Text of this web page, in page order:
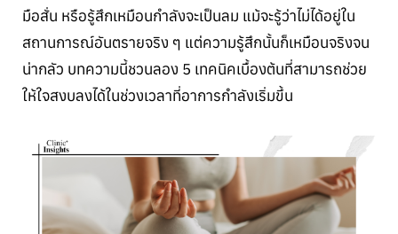
มือสั่น หรือรู้สึกเหมือนกำลังจะเป็นลม แม้จะรู้ว่าไม่ได้อยู่ใน
สถานการณ์อันตรายจริง ๆ แต่ความรู้สึกนั้นก็เหมือนจริงจน
น่ากลัว บทความนี้ชวนลอง 5 เทคนิคเบื้องต้นที่สามารถช่วย
ให้ใจสงบลงได้ในช่วงเวลาที่อาการกำลังเริ่มขึ้น